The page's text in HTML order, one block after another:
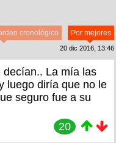
Por mejores
cronológico
20 dic 2016, 13:46
decían.. La mía las
luego diría que no le
seguro fue a su
20